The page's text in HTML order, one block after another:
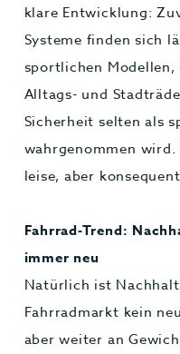
klare Entwicklung:
Systeme finden sich
sportlichen Modellen,
Alltags- und
Sicherheit selten als
wahrgenommen
leise, aber
Fahrrad-Trend:
immer neu
Natürlich ist
Fahrradmarkt kein
aber weiter an